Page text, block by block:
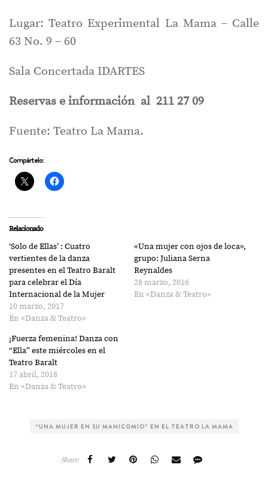
Lugar: Teatro Experimental La Mama – Calle
63 No. 9 – 60
Sala Concertada IDARTES
Reservas e información al 211 27 09
Fuente: Teatro La Mama.
Compártelo:
Relacionado
‘Solo de Ellas’ : Cuatro
vertientes de la danza
presentes en el Teatro Baralt
para celebrar el Día
Internacional de la Mujer
10 marzo, 2017
En «Danza & Teatro»
«Una mujer con ojos de loca»,
grupo: Juliana Serna
Reynaldes
28 marzo, 2016
En «Danza & Teatro»
¡Fuerza femenina! Danza con
“Ella” este miércoles en el
Teatro Baralt
17 abril, 2018
En «Danza & Teatro»
“UNA MUJER EN SU MANICOMIO” EN EL TEATRO LA MAMA
Share